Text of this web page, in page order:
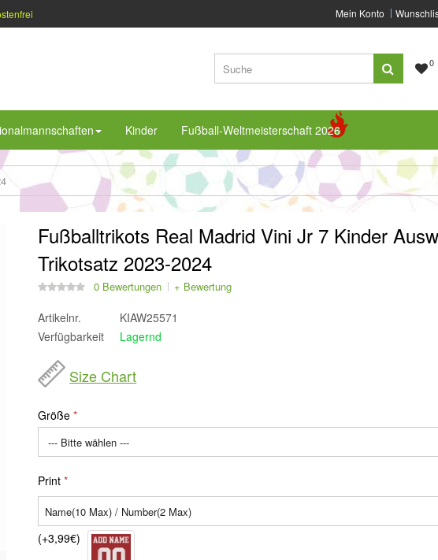
Mein Konto
0
Kinder Fußball-Weltmeisterschaft 2026
Fußballtrikots Real Madrid Vini Jr 7 Kinder
Trikotsatz 2023-2024
0 Bewertungen + Bewertung
Artikelnr.
KIAW25571
Verfügbarkeit
Lagernd
Size Chart
Größe
Print
(+3,99€)